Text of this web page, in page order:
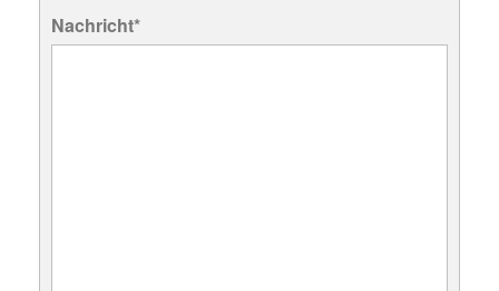
Nachricht*